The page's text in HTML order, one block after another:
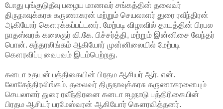
போது புங்குடுதீவு பழைய மாணவர் சங்கத்தின் தலைவர்
திருநாவுக்கரசு கருணாகரன் மற்றும் செயலாளர் துரை ரவீந்திரன்
ஆகியோர் கௌரக்கப்பட்டனர். மேற்படி விழாவில் தாயத்தின் பிரபல
நாதஸ்வரக் கலைஞர் வி.கே. பிச்சர்த்தி, மற்றும் இன்னிசை வேந்தர்
பொன். சுந்தரலிங்கம் ஆகியோர் முன்னிலையில் மேற்படி
கௌரவிப்பு வைபவம் இடம்பெற்றது.
கனடா உதயன் பத்திகையின் பிரதம ஆசியர் ஆர். என்.
லோகேந்திரலிங்கம், தலைவர் திருநாவுக்கரசு கருணாகரனையும்
செயலாளர் துரை ரவீந்திரனை கனடா ஈழநாடு பத்திரிகையின்
பிரதம ஆசியர் பரமேஸ்வரன் ஆகியோர் கௌரவித்தனர்.